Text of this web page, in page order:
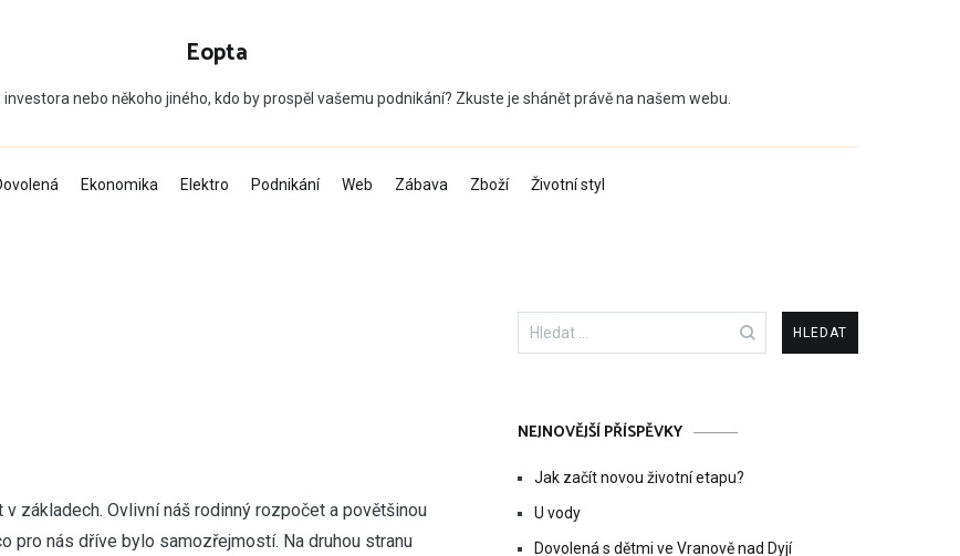
Eopta
nebo někoho jiného, kdo by prospěl vašemu podnikání? Zkuste je shánět právě na našem webu.
Ekonomika Elektro Podnikání Web Zábava Zboží Životní styl
základech. Ovlivní náš rodinný rozpočet a povětšinou
pro nás dříve bylo samozřejmostí. Na druhou stranu
Vyhledávání
NEJNOVĚJŠÍ PŘÍSPĚVKY
Jak začít novou životní etapu?
U vody
Dovolená s dětmi ve Vranově nad Dyjí